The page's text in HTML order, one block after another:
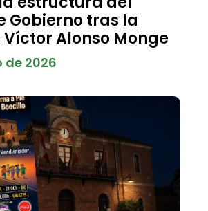
Gobierno tras la
Alonso Monge
de 2026